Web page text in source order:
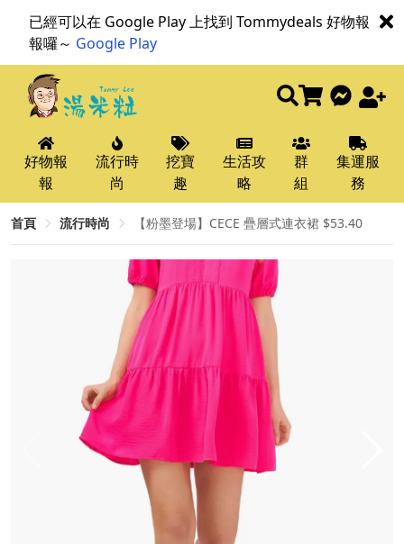
已經可以在 Google Play 上找到 Tommydeals 好物報
報囉～ Google Play
好物報
報
流行時
尚
挖寶
趣
生活攻
略
群
組
集運服
務
首頁 流行時尚 【粉墨登場】CECE 疊層式連衣裙 $53.40